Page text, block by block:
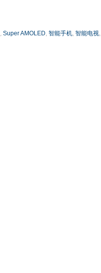
, Super AMOLED, 智能手机, 智能电视,